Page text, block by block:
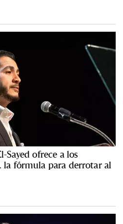
ofrece a los
la fórmula para derrotar al